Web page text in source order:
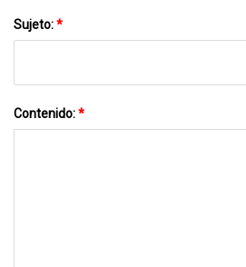
Sujeto:*
Contenido:*